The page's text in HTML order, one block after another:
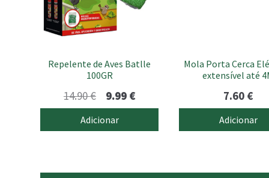
Repelente de Aves Batlle
100GR
14.90€
preço
original
9.99 €O
preço
atual
Adicionar
Mola Porta Cerca
extensível até
7.60 €
Adicionar